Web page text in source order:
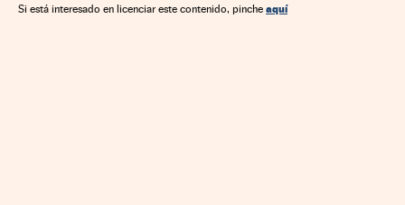
Si está interesado en licenciar este contenido, pinche aquí